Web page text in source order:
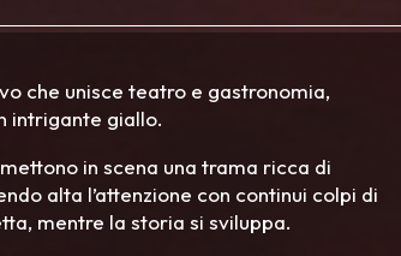
che unisce teatro e gastronomia,
intrigante giallo.
in scena una trama ricca di
alta l’attenzione con continui colpi di
mentre la storia si sviluppa.